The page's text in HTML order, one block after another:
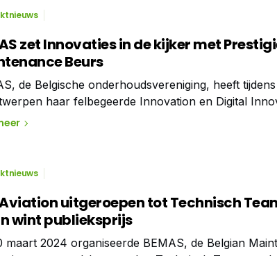
zet Innovaties in de kijker met
Beurs
de Belgische onderhoudsvereniging, heeft
haar felbegeerde Innovation en Digital
die plaatsvond op 20 maart 2024, zette de
Aviation uitgeroepen tot Technisch
wint publieksprijs
maart 2024 organiseerde BEMAS, de Belgian